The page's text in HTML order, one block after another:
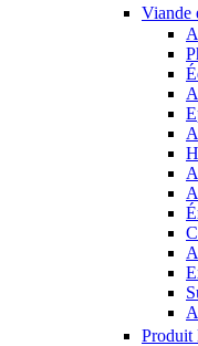
Viande
Produit